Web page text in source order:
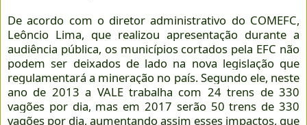
De acordo com o diretor administrativo do COMEFC,
Leôncio Lima, que realizou apresentação durante a
audiência pública, os municípios cortados pela EFC não
podem ser deixados de lado na nova legislação que
regulamentará a mineração no país. Segundo ele, neste
ano de 2013 a VALE trabalha com 24 trens de 330
vagões por dia, mas em 2017 serão 50 trens de 330
vagões por dia, aumentando assim esses impactos, que